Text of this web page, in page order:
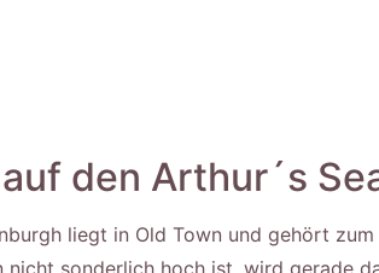
den Arthur´s
liegt in Old Town und gehört
nicht sonderlich hoch ist, wird gerade